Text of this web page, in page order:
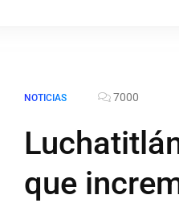
NOTICIAS 7000
que